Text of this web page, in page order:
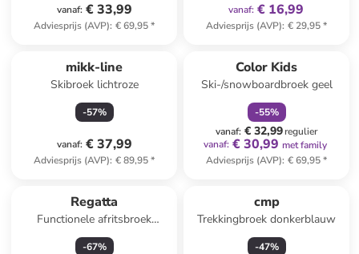
vanaf: € 33,99
Adviesprijs (AVP): € 69,95*
vanaf: € 16,99
Adviesprijs (AVP): € 29,95*
mikk-line
Skibroek lichtroze
-57%
vanaf: € 37,99
Adviesprijs (AVP): € 89,95*
Color Kids
Ski-/snowboardbroek geel
-55%
vanaf: € 32,99regulier
vanaf: € 30,99 met family
Adviesprijs (AVP): € 69,95*
Regatta
Functionele afritsbroek
"Highton" donkerblauw
-67%
cmp
Trekkingbroek donkerblauw
-47%